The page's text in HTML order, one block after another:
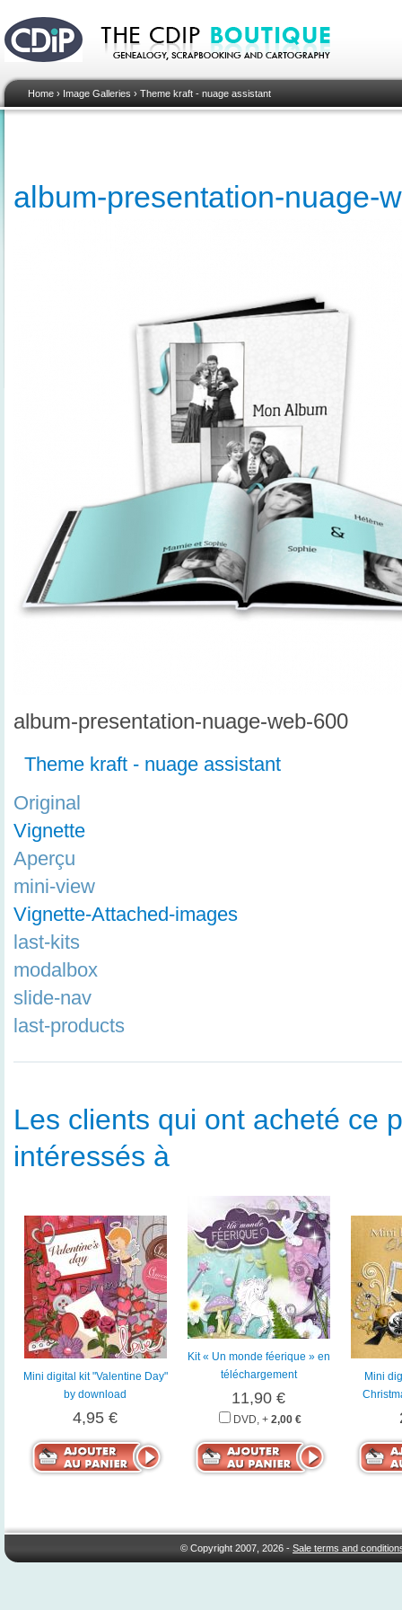
Home › Image Galleries › Theme kraft - nuage assistant
album-presentation-nuage-
album-presentation-nuage-web-600
Theme kraft - nuage assistant
Original
Vignette
Aperçu
mini-view
Vignette-Attached-images
last-kits
modalbox
slide-nav
last-products
Les clients qui ont acheté ce
intéressés à
Mini digital kit "Valentine Day"
by download
4,95 €
Kit « Un monde féerique » en
téléchargement
11,90 €
DVD, + 2,00 €
Mini
© Copyright 2007, 2026 -Sale terms and